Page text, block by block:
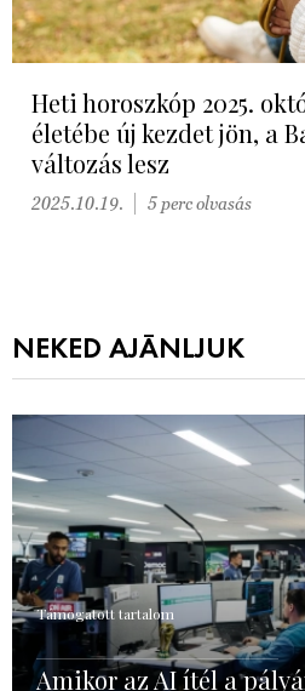
Heti horoszkóp 2025.
életébe új kezdet jön, a
változás lesz
2025.10.19. 5 perc olvasás
NEKED AJÁNLJUK
Támogatott tartalom
Amikor az AI ítél a